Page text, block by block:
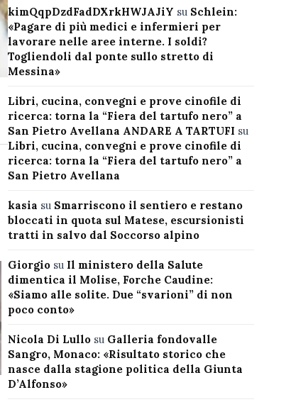
kimQqpDzdFadDXrkHWJAJiY su Schlein:
«Pagare di più medici e infermieri per
lavorare nelle aree interne. I soldi?
Togliendoli dal ponte sullo stretto di
Messina»
Libri, cucina, convegni e prove cinofile di
ricerca: torna la “Fiera del tartufo nero” a
San Pietro Avellana ANDARE A TARTUFI su
Libri, cucina, convegni e prove cinofile di
ricerca: torna la “Fiera del tartufo nero” a
San Pietro Avellana
kasia su Smarriscono il sentiero e restano
bloccati in quota sul Matese, escursionisti
tratti in salvo dal Soccorso alpino
Giorgiosu Il ministero della Salute
dimentica il Molise, Forche Caudine:
«Siamo alle solite. Due “svarioni” di non
poco conto»
Nicola Di Lullosu Galleria fondovalle
Sangro, Monaco: «Risultato storico che
nasce dalla stagione politica della Giunta
D’Alfonso»